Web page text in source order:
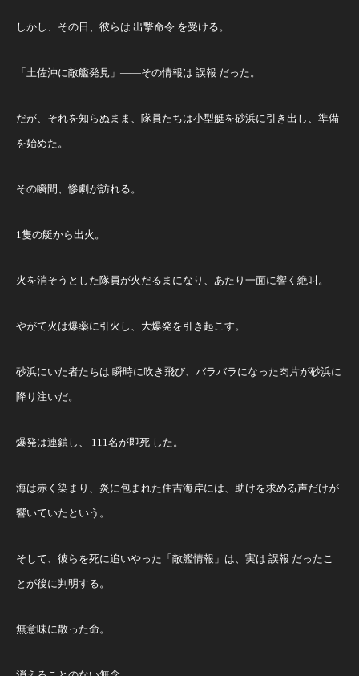
しかし、その日、彼らは 出撃命令 を受ける。
「土佐沖に敵艦発見」――その情報は 誤報 だった。
だが、それを知らぬまま、隊員たちは小型艇を砂浜に引き出し、準備
を始めた。
その瞬間、惨劇が訪れる。
1隻の艇から出火。
火を消そうとした隊員が火だるまになり、あたり一面に響く絶叫。
やがて火は爆薬に引火し、大爆発を引き起こす。
砂浜にいた者たちは 瞬時に吹き飛び、バラバラになった肉片が砂浜に
降り注いだ。
爆発は連鎖し、 111名が即死 した。
海は赤く染まり、炎に包まれた住吉海岸には、助けを求める声だけが
響いていたという。
そして、彼らを死に追いやった「敵艦情報」は、実は 誤報 だったこ
とが後に判明する。
無意味に散った命。